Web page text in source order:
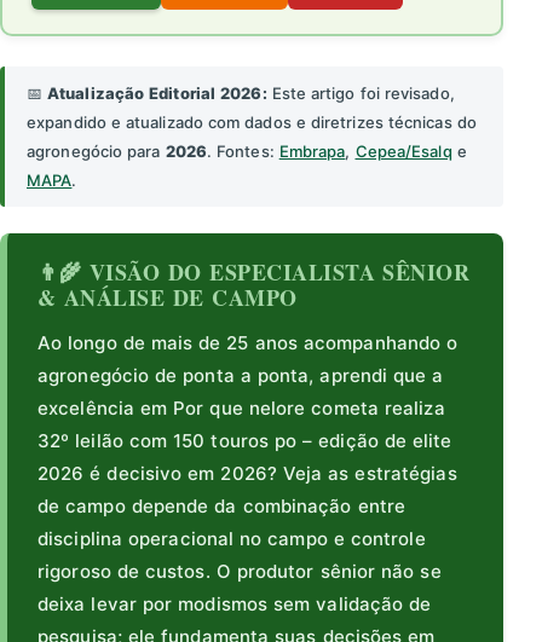
📅Atualização Editorial 2026: Este artigo foi revisado,
expandido e atualizado com dados e diretrizes técnicas do
agronegócio para 2026. Fontes: Embrapa, Cepea/Esalq e
MAPA.
👨‍🌾 VISÃO DO ESPECIALISTA SÊNIOR
& ANÁLISE DE CAMPO
Ao longo de mais de 25 anos acompanhando o
agronegócio de ponta a ponta, aprendi que a
excelência em Por que nelore cometa realiza
32º leilão com 150 touros po – edição de elite
2026 é decisivo em 2026? Veja as estratégias
de campo depende da combinação entre
disciplina operacional no campo e controle
rigoroso de custos. O produtor sênior não se
deixa levar por modismos sem validação de
pesquisa; ele fundamenta suas decisões em